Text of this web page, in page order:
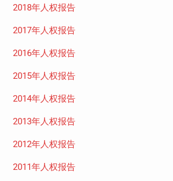
2018年人权报告
2017年人权报告
2016年人权报告
2015年人权报告
2014年人权报告
2013年人权报告
2012年人权报告
2011年人权报告